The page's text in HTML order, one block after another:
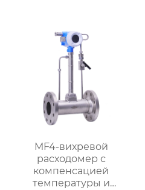
MF4-вихревой
расходомер с
компенсацией
температуры и